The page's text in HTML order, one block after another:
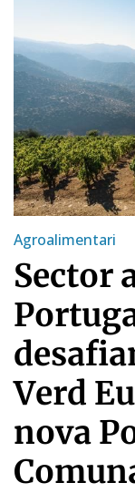
Agroalimentari
Sector
Verd
nova